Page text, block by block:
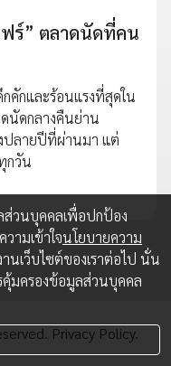
ร์” ตลาดนัดที่คน
คักและร้อนแรงที่สุดใน
นัดกลางคืนย่าน
ปลายปีที่ผ่านมา แต่
กวัน
Privacy Policy.
ส่วนบุคคลเพื่อปกป้อง
ามเข้าใจนโยบายความ
นเว็บไซต์ของเราต่อไป นั่น
คุ้มครองข้อมูลส่วนบุคคล